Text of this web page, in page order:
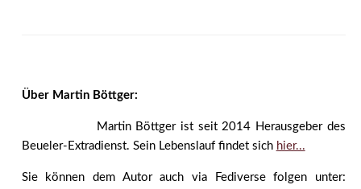
Über Martin Böttger:
Martin Böttger ist seit 2014 Herausgeber des
Beueler-Extradienst. Sein Lebenslauf findet sich hier...
Sie können dem Autor auch via Fediverse folgen unter: